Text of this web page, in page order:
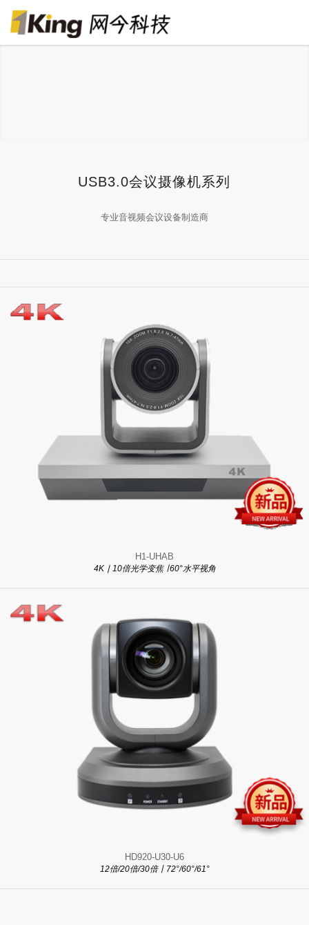
USB3.0会议摄像机系列
专业音视频会议设备制造商
H1-UHAB
4K ∣ 10倍光学变焦 ∣ 60°水平视角
HD920-U30-U6
12倍/20倍/30倍丨72°/60°/61°